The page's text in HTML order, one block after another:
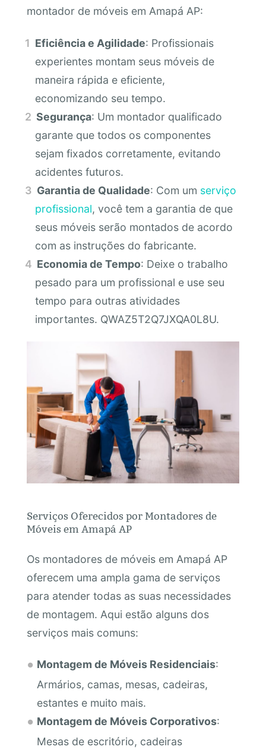
montador de móveis em Amapá AP:
Eficiência e Agilidade: Profissionais
experientes montam seus móveis de
maneira rápida e eficiente,
economizando seu tempo.
Segurança: Um montador qualificado
garante que todos os componentes
sejam fixados corretamente, evitando
acidentes futuros.
Garantia de Qualidade: Com um serviço
profissional, você tem a garantia de que
seus móveis serão montados de acordo
com as instruções do fabricante.
Economia de Tempo: Deixe o trabalho
pesado para um profissional e use seu
tempo para outras atividades
importantes. QWAZ5T2Q7JXQA0L8U.
Serviços Oferecidos por Montadores de
Móveis em Amapá AP
Os montadores de móveis em Amapá AP
oferecem uma ampla gama de serviços
para atender todas as suas necessidades
de montagem. Aqui estão alguns dos
serviços mais comuns:
Montagem de Móveis Residenciais:
Armários, camas, mesas, cadeiras,
estantes e muito mais.
Montagem de Móveis Corporativos:
Mesas de escritório, cadeiras